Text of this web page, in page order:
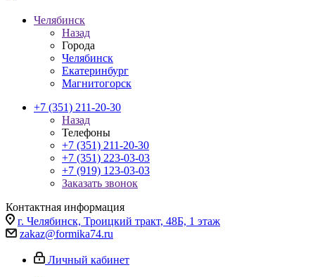
Челябинск
Назад
Города
Челябинск
Екатеринбург
Магнитогорск
+7 (351) 211-20-30
Назад
Телефоны
+7 (351) 211-20-30
+7 (351) 223-03-03
+7 (919) 123-03-03
Заказать звонок
Контактная информация
г. Челябинск, Троицкий тракт, 48Б, 1 этаж
zakaz@formika74.ru
Личный кабинет